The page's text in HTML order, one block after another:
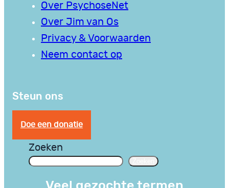
Over PsychoseNet
Over Jim van Os
Privacy & Voorwaarden
Neem contact op
Steun ons
Doe een donatie
Zoeken